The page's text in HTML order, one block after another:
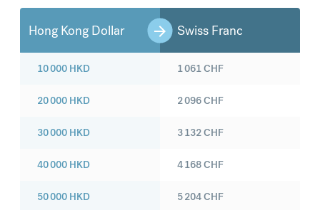
Hong Kong Dollar Swiss Franc
10 000 HKD
20 000 HKD
30 000 HKD
40 000 HKD
50 000 HKD
1 061CHF
2 096CHF
3 132CHF
4 168CHF
5 204CHF